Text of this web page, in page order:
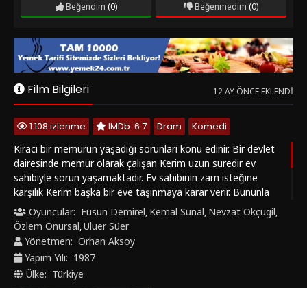
Bildir
Modu
Beğendim (0) Beğenmedim (0)
Film Bilgileri 12 AY ÖNCE EKLENDI
1.108 izlenme IMDb: 6.7 Dram
Komedi
Kiracı bir memurun yaşadığı sorunları konu edinir. Bir devlet
dairesinde memur olarak çalışan Kerim uzun süredir ev
sahibiyle sorun yaşamaktadır. Ev sahibinin zam isteğine
karşılık Kerim başka bir eve taşınmaya karar verir. Bununla
birlikte uygun bir kiralık ev bulmak oldukça zordur. Bu sırada
dairedeki iş arkadaşlarından Sühandan’ın yardımıyla kiralık bir
ev bulur. Kerim uzun uğraşlar sonucu evi kiralar. Ancak eve
yerleştikten kısa bir süre sonra yeni ev sahibinin zam isteğiyle
karşılaşır.
Oyuncular: Füsun Demirel, Kemal Sunal, Nevzat Okçugil,
Özlem Onursal,Uluer Süer
Yönetmen: Orhan Aksoy
Yapım Yılı: 1987
Ülke: Türkiye